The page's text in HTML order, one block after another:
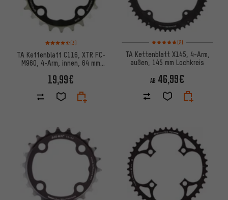
Bewertungen: 4,5 von 5 basierend auf 3 Bewertungen
(3)
TA Kettenblatt C116, XTR FC-
M960, 4-Arm, innen, 64 mm
19,99€
Bewertungen: 5 von 5
(2)
TA Kettenblatt X145, 4-Arm,
außen, 145 mm Lochkreis
AB 46,99€